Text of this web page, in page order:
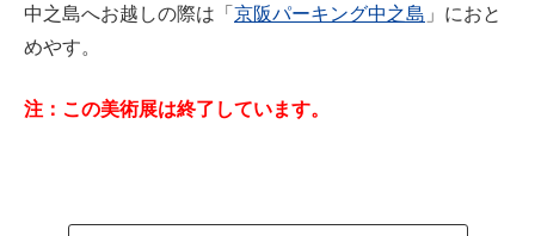
中之島へお越しの際は「 京阪パーキング中之島 」におと
めやす。
注：この美術展は終了しています。